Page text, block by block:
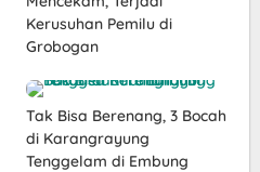
Kerusuhan Pemilu di
Grobogan
Tak Bisa Berenang, 3 Bocah
di Karangrayung
Tenggelam di Embung